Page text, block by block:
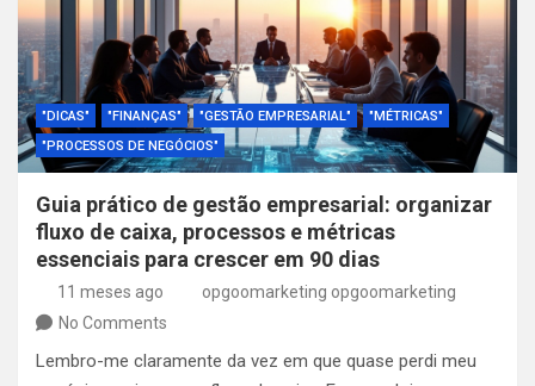
"DICAS" "FINANÇAS" "GESTÃO EMPRESARIAL"
"MÉTRICAS"
"PROCESSOS DE NEGÓCIOS"
Guia prático de gestão empresarial: organizar
fluxo de caixa, processos e métricas
essenciais para crescer em 90 dias
11 meses ago
opgoomarketing opgoomarketing
No Comments
Lembro-me claramente da vez em que quase perdi meu